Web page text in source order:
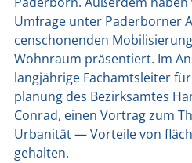
Umfra­ge unter Pader­bor­ner
cen­scho­nen­den
Wohn­raum prä­sen­tiert. Im
lang­jäh­ri­ge Fach­amts­lei­ter
pla­nung des Bezirks­am­tes
Con­rad, einen Vor­trag zum
Urba­ni­tät — Vor­tei­le von
gehal­ten.